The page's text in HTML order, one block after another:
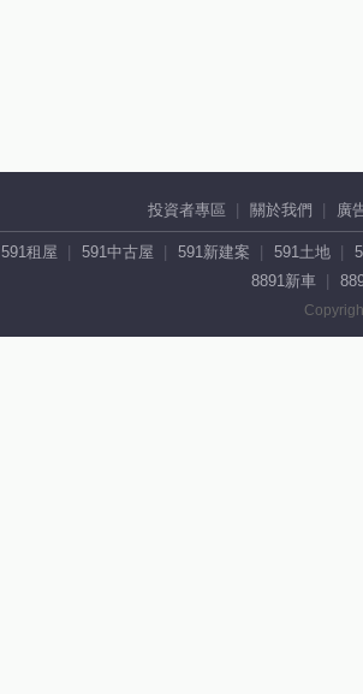
投資者專區 關於我們 廣
591租屋 591中古屋 591新建案 591土地
8891新車